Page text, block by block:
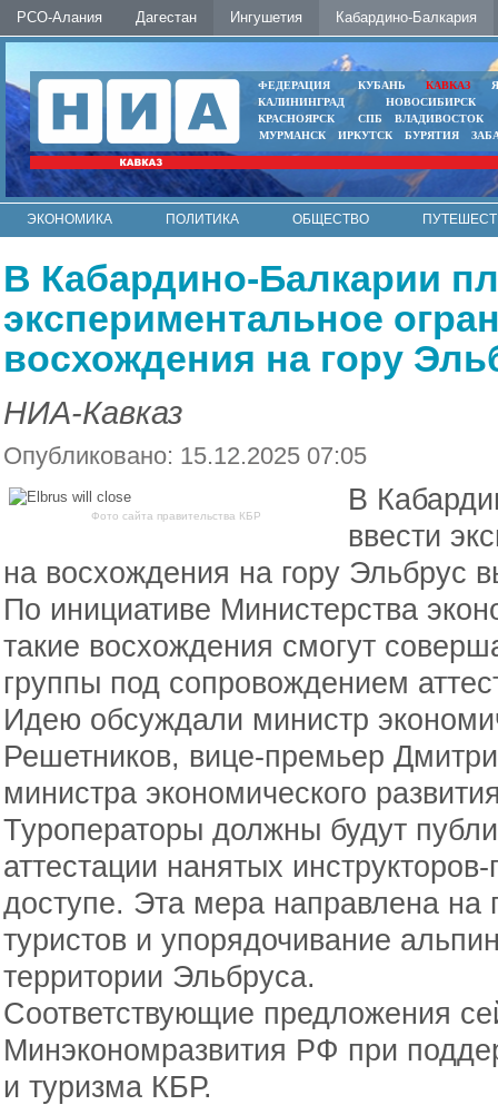
РСО-Алания Дагестан Ингушетия Кабардино-Балкария
ФЕДЕРАЦИЯ КУБАНЬ КАВКАЗ
КАЛИНИНГРАД
НОВОСИБИРСК
КРАСНОЯРСК
СПБ
ВЛАДИВОСТОК
МУРМАНСК
ИРКУТСК БУРЯТИЯ
ЭКОНОМИКА ПОЛИТИКА ОБЩЕСТВО
В Кабардино-Балкарии
экспериментальное
восхождения на гору
НИА-Кавказ
Опубликовано: 15.12.2025 07:05
Фото сайта правительства КБР
В
ввести
на восхождения на гору Эльбрус
По инициативе Министерства
такие восхождения смогут
группы под сопровождением
Идею обсуждали министр
Решетников, вице-премьер
министра экономического
Туроператоры должны будут
аттестации нанятых
доступе. Эта мера направлена на
туристов и упорядочивание
территории Эльбруса.
Соответствующие предложения
Минэкономразвития РФ при
и туризма КБР.